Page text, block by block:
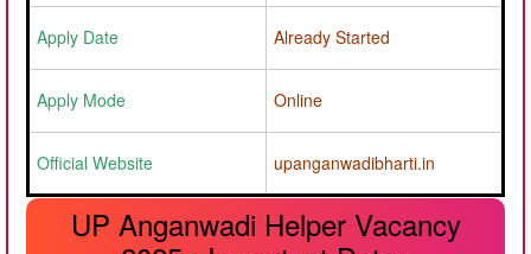
Apply Date Already Started
Apply Mode Online
Official Website upanganwadibharti.in
UP Anganwadi Helper Vacancy